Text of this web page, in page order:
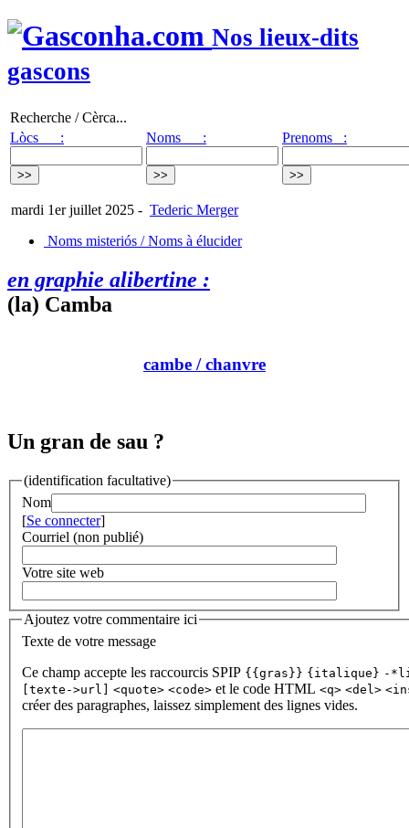
Nos lieux-dits
gascons
Recherche / Cèrca...
Lòcs :
Noms : Prenoms :
mardi 1er juillet 2025 - Tederic Merger
Noms misteriós / Noms à élucider
en graphie alibertine :
(la) Camba
cambe / chanvre
Un gran de sau ?
(identification facultative)
Nom
[Se connecter]
Courriel (non publié)
Votre site web
Ajoutez votre commentaire ici
Texte de votre message
Ce champ accepte les raccourcis SPIP {{gras}} {italique} -
[texte->url] <quote> <code> et le code HTML <q> <del>
créer des paragraphes, laissez simplement des lignes vides.